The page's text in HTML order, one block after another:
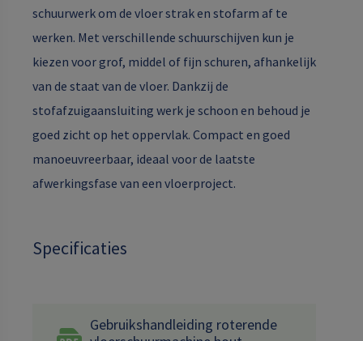
schuurwerk om de vloer strak en stofarm af te
werken. Met verschillende schuurschijven kun je
kiezen voor grof, middel of fijn schuren, afhankelijk
van de staat van de vloer. Dankzij de
stofafzuigaansluiting werk je schoon en behoud je
goed zicht op het oppervlak. Compact en goed
manoeuvreerbaar, ideaal voor de laatste
afwerkingsfase van een vloerproject.
Specificaties
Gebruikshandleiding roterende